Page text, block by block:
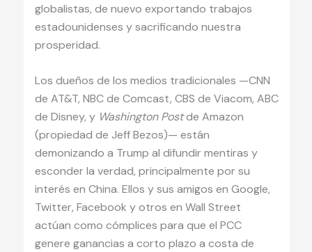
globalistas, de nuevo exportando trabajos
estadounidenses y sacrificando nuestra
prosperidad.
Los dueños de los medios tradicionales —CNN
de AT&T, NBC de Comcast, CBS de Viacom, ABC
de Disney, y Washington Postde Amazon
(propiedad de Jeff Bezos)— están
demonizando a Trump al difundir mentiras y
esconder la verdad, principalmente por su
interés en China. Ellos y sus amigos en Google,
Twitter, Facebook y otros en Wall Street
actúan como cómplices para que el PCC
genere ganancias a corto plazo a costa de